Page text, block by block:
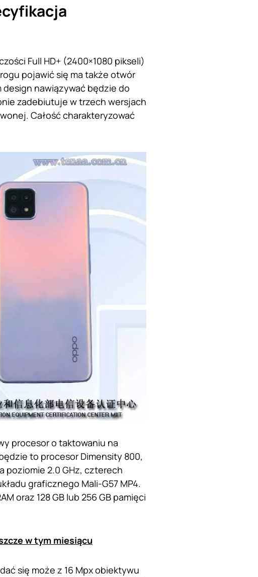
Full HD+ (2400×1080 pikseli)
pojawić się ma także otwór
design nawiązywać będzie do
zadebiutuje w trzech wersjach
Całość charakteryzować
procesor o taktowaniu na
to procesor Dimensity 800,
poziomie 2.0 GHz, czterech
graficznego Mali-G57 MP4.
oraz 128 GB lub 256 GB pamięci
w tym miesiącu
się może z 16 Mpx obiektywu